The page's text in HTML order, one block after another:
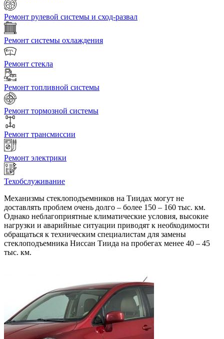
Ремонт рулевой системы и сход-развал
Ремонт системы охлаждения
Ремонт стекла
Ремонт топливной системы
Ремонт тормозной системы
Ремонт трансмиссии
Ремонт электрики
Техобслуживание
Механизмы стеклоподъемников на Тиидах могут не
доставлять проблем очень долго – более 150 – 160 тыс. км.
Однако неблагоприятные климатические условия, высокие
нагрузки и аварийные ситуации приводят к необходимости
обращаться к техническим специалистам для замены
стеклоподъемника Ниссан Тиида на пробегах менее 40 – 45
тыс. км.